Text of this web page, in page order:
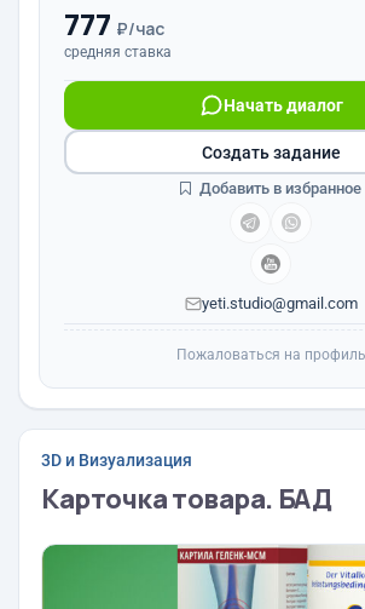
777 ₽/час
средняя ставка
Начать диалог
yeti.studio@gmail.com
Создать задание
Добавить в избранное
Пожаловаться на профиль
3D и Визуализация
Карточка товара. БАД